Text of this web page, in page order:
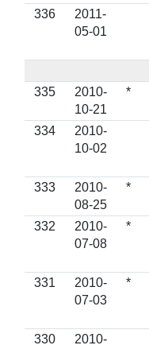
336
2011-
05-01
335
2010-
10-21
*
334
2010-
10-02
333
2010-
08-25
*
332
2010-
07-08
*
331
2010-
07-03
*
330
2010-